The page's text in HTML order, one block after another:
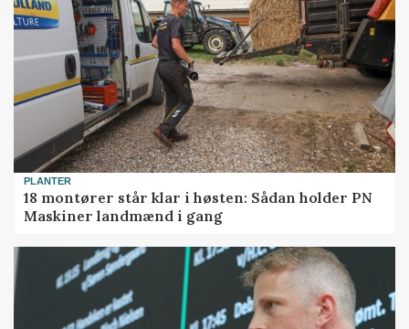
PLANTER
18 montører står klar i høsten: Sådan holder PN
Maskiner landmænd i gang